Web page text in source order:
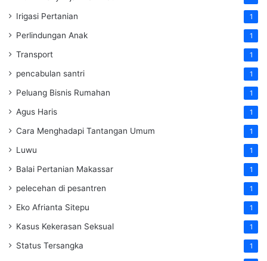
Irigasi Pertanian 1
Perlindungan Anak 1
Transport 1
pencabulan santri 1
Peluang Bisnis Rumahan 1
Agus Haris 1
Cara Menghadapi Tantangan Umum 1
Luwu 1
Balai Pertanian Makassar 1
pelecehan di pesantren 1
Eko Afrianta Sitepu 1
Kasus Kekerasan Seksual 1
Status Tersangka 1